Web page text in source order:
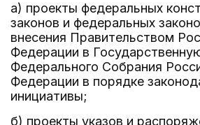
а) проекты федеральных
законов и федеральных
внесения Правительством
Федерации в
Федерального Собрания
Федерации в порядке
инициативы;
б) проекты указов и